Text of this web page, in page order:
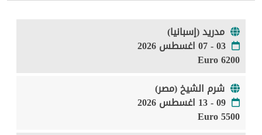
مدريد (إسبانيا)
03 - 07 اغسطس 2026
6200 Euro
شرم الشيخ (مصر)
09 - 13 اغسطس 2026
5500 Euro